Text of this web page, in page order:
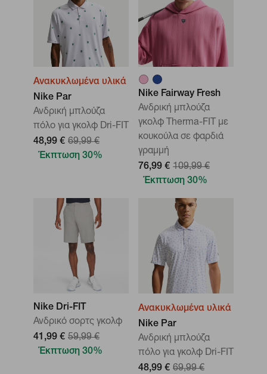
Ανακυκλωμένα υλικά
Nike Par
Ανδρική μπλούζα
πόλο για γκολφ Dri-FIT
48,99 € 69,99 €
Έκπτωση 30%
Nike Fairway Fresh
Ανδρική μπλούζα
γκολφ Therma-FIT με
κουκούλα σε φαρδιά
γραμμή
76,99 € 109,99 €
Έκπτωση 30%
Nike Dri-FIT
Ανδρικό σορτς γκολφ
41,99 € 59,99 €
Έκπτωση 30%
Ανακυκλωμένα υλικά
Nike Par
Ανδρική μπλούζα
πόλο για γκολφ Dri-FIT
48,99 € 69,99 €